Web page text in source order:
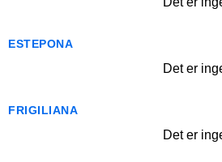
ESTEPONA
Det er
FRIGILIANA
Det er